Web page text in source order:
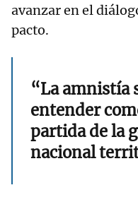
avanzar en el
pacto.
“La amnistía
entender
partida de la
nacional